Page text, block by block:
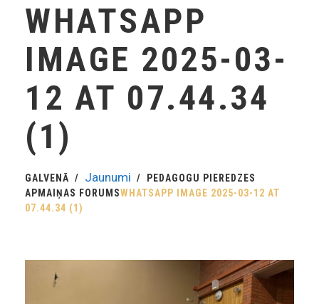
WHATSAPP
IMAGE 2025-03-
12 AT 07.44.34
(1)
GALVENĀ Jaunumi
PEDAGOGU PIEREDZES
APMAIŅAS FORUMSWHATSAPP IMAGE 2025-03-12 AT
07.44.34 (1)